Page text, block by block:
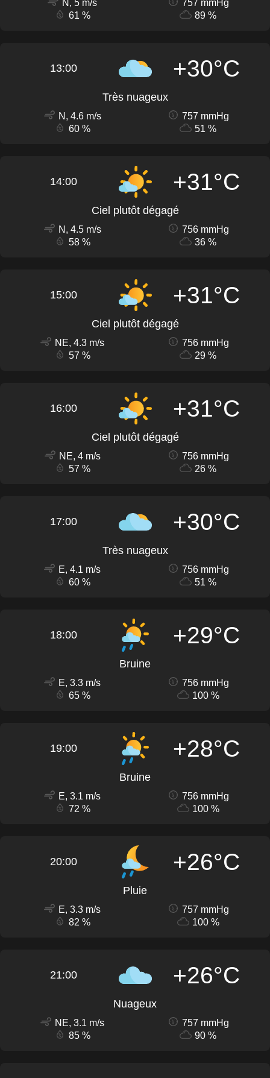
N, 5 m/s
757 mmHg
61 %
89 %
13:00 +30°C
Très nuageux
N, 4.6 m/s
757 mmHg
60 %
51 %
14:00 +31°C
Ciel plutôt dégagé
N, 4.5 m/s
756 mmHg
58 %
36 %
15:00 +31°C
Ciel plutôt dégagé
NE, 4.3 m/s
756 mmHg
57 %
29 %
16:00 +31°C
Ciel plutôt dégagé
NE, 4 m/s
756 mmHg
57 %
26 %
17:00 +30°C
Très nuageux
E, 4.1 m/s
756 mmHg
60 %
51 %
18:00 +29°C
Bruine
E, 3.3 m/s
756 mmHg
65 %
100 %
19:00 +28°C
Bruine
E, 3.1 m/s
756 mmHg
72 %
100 %
20:00 +26°C
Pluie
E, 3.3 m/s
757 mmHg
82 %
100 %
21:00 +26°C
Nuageux
NE, 3.1 m/s
757 mmHg
85 %
90 %